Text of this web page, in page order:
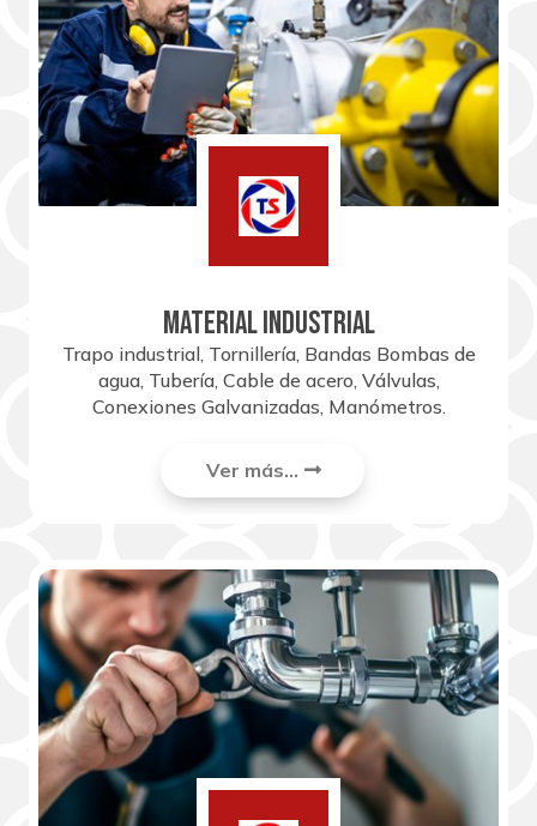
MATERIAL INDUSTRIAL
Trapo industrial, Tornillería, Bandas Bombas de
agua, Tubería, Cable de acero, Válvulas,
Conexiones Galvanizadas, Manómetros.
Ver más...